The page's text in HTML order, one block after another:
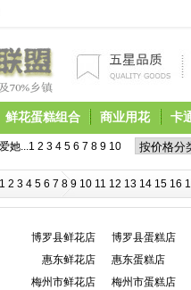
鲜花蛋糕组合 商业用花 卡
...1 2 3 4 5 6 7 8 9 10 11 12 13 14 15
1 2 3 4 5 6 7 8 9 10 11 12 13 14 15 16
博罗县鲜花店
博罗县蛋糕店
惠东鲜花店
惠东蛋糕店
梅州市鲜花店
梅州市蛋糕店